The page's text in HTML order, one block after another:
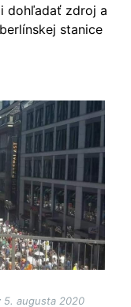
dohľadať zdroj a
stanice
5. augusta 2020